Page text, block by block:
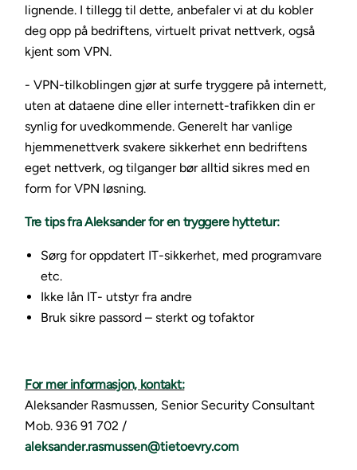
lignende. I tillegg til dette, anbefaler vi at du kobler
deg opp på bedriftens, virtuelt privat nettverk, også
kjent som VPN.
- VPN-tilkoblingen gjør at surfe tryggere på internett,
uten at dataene dine eller internett-trafikken din er
synlig for uvedkommende. Generelt har vanlige
hjemmenettverk svakere sikkerhet enn bedriftens
eget nettverk, og tilganger bør alltid sikres med en
form for VPN løsning.
Tre tips fra Aleksander for en tryggere hyttetur:
Sørg for oppdatert IT-sikkerhet, med programvare
etc.
Ikke lån IT- utstyr fra andre
Bruk sikre passord – sterkt og tofaktor
For mer informasjon, kontakt:
Aleksander Rasmussen, Senior Security Consultant
Mob. 936 91 702 /
aleksander.rasmussen@tietoevry.com